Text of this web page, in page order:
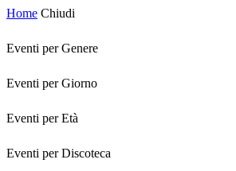
Home Chiudi
Eventi per Genere
Eventi per Giorno
Eventi per Età
Eventi per Discoteca